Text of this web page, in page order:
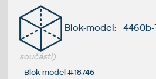
Blok-model: 4460b-
součásti)
Blok-model #18746